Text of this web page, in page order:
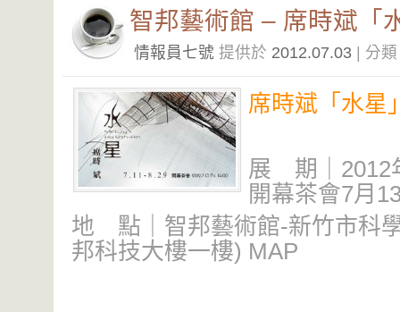
智邦藝術館 – 席時斌「
情報員七號 提供於 2012.07.03 | 分
席時斌「水星
展 期｜2012
開幕茶會7月
地 點｜智邦藝術館-新竹市科
邦科技大樓一樓) MAP